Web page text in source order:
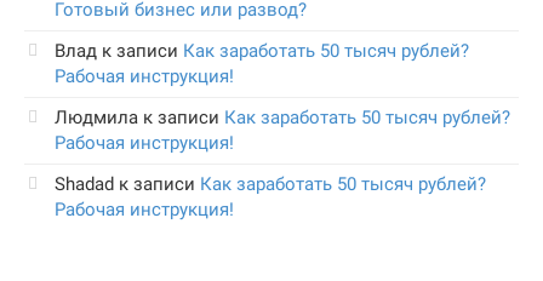
Готовый бизнес или развод?
Влад к записи Как заработать 50 тысяч рублей?
Рабочая инструкция!
Людмила к записи Как заработать 50 тысяч рублей?
Рабочая инструкция!
Shadad к записи Как заработать 50 тысяч рублей?
Рабочая инструкция!